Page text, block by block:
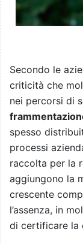
Secondo le
criticità che
nei percorsi di
spesso
processi
raccolta per la
aggiungono la
crescente
l’assenza, in
di certificare la